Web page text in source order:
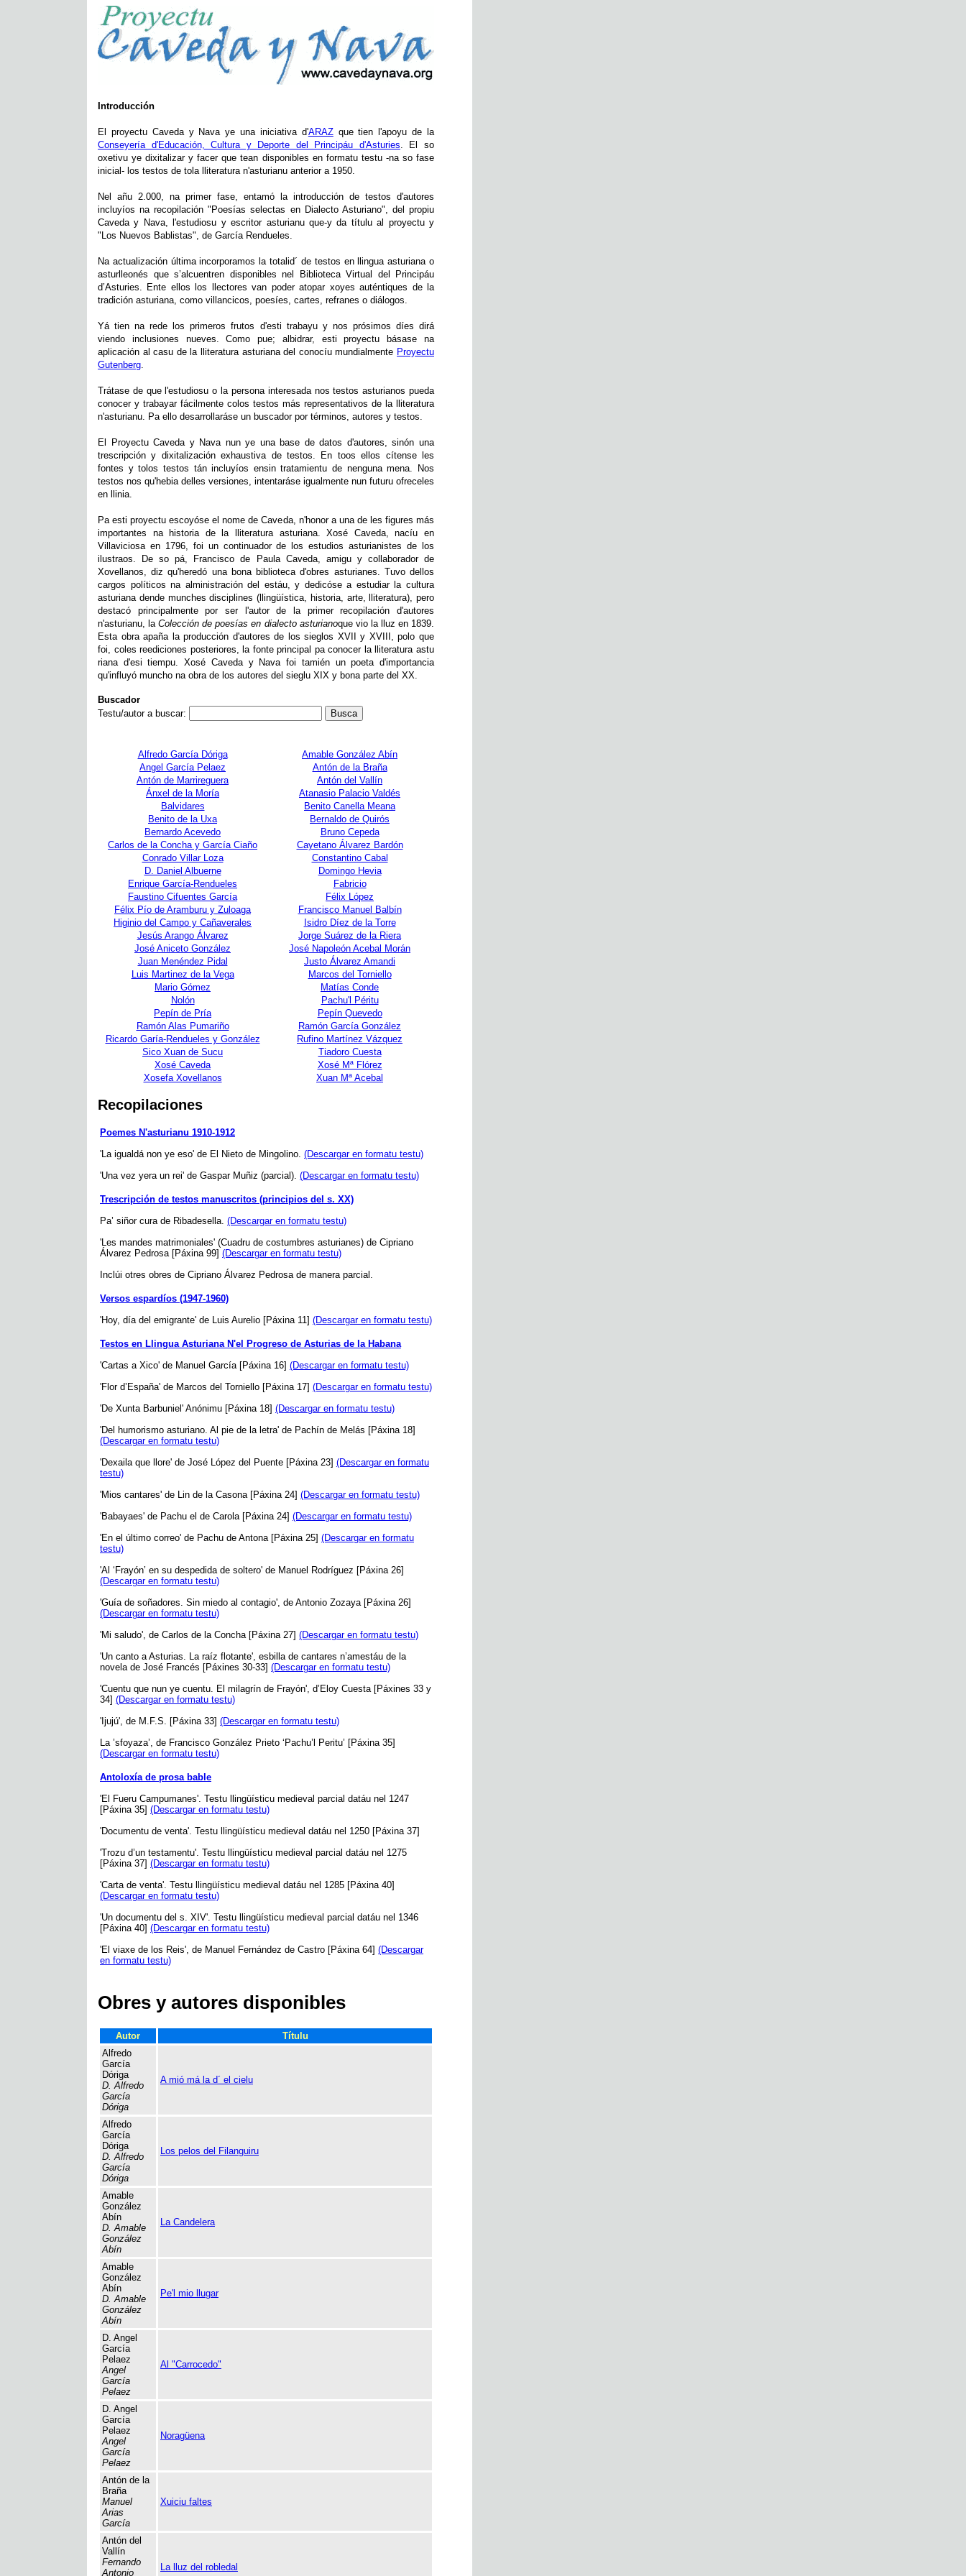
Introducción
El proyectu Caveda y Nava ye una iniciativa d'ARAZque tien l'apoyu de la
Conseyería d'Educación, Cultura y Deporte del Principáu d'Asturies. El so
oxetivu ye dixitalizar y facer que tean disponibles en formatu testu -na so fase
inicial- los testos de tola lliteratura n'asturianu anterior a 1950.
Nel añu 2.000, na primer fase, entamó la introducción de testos d'autores
incluyíos na recopilación "Poesías selectas en Dialecto Asturiano", del propiu
Caveda y Nava, l'estudiosu y escritor asturianu que-y da títulu al proyectu y
"Los Nuevos Bablistas", de García Rendueles.
Na actualización última incorporamos la totalid´ de testos en llingua asturiana o
asturlleonés que s’alcuentren disponibles nel Biblioteca Virtual del Principáu
d’Asturies. Ente ellos los llectores van poder atopar xoyes auténtiques de la
tradición asturiana, como villancicos, poesíes, cartes, refranes o diálogos.
Yá tien na rede los primeros frutos d'esti trabayu y nos prósimos díes dirá
viendo inclusiones nueves. Como pue; albidrar, esti proyectu básase na
aplicación al casu de la lliteratura asturiana del conocíu mundialmente Proyectu
Gutenberg.
Trátase de que l'estudiosu o la persona interesada nos testos asturianos pueda
conocer y trabayar fácilmente colos testos más representativos de la lliteratura
n'asturianu. Pa ello desarrollaráse un buscador por términos, autores y testos.
El Proyectu Caveda y Nava nun ye una base de datos d'autores, sinón una
trescripción y dixitalización exhaustiva de testos. En toos ellos cítense les
fontes y tolos testos tán incluyíos ensin tratamientu de nenguna mena. Nos
testos nos qu'hebia delles versiones, intentaráse igualmente nun futuru ofreceles
en llinia.
Pa esti proyectu escoyóse el nome de Caveda, n'honor a una de les figures más
importantes na historia de la lliteratura asturiana. Xosé Caveda, nacíu en
Villaviciosa en 1796, foi un continuador de los estudios asturianistes de los
ilustraos. De so pá, Francisco de Paula Caveda, amigu y collaborador de
Xovellanos, diz qu'heredó una bona biblioteca d'obres asturianes. Tuvo dellos
cargos políticos na alministración del estáu, y dedicóse a estudiar la cultura
asturiana dende munches disciplines (llingüística, historia, arte, lliteratura), pero
destacó principalmente por ser l'autor de la primer recopilación d'autores
n'asturianu, laColección de poesías en dialecto asturianoque vio la lluz en 1839.
Esta obra apaña la producción d'autores de los sieglos XVII y XVIII, polo que
foi, coles reediciones posteriores, la fonte principal pa conocer la lliteratura astu
riana d'esi tiempu. Xosé Caveda y Nava foi tamién un poeta d'importancia
qu'influyó muncho na obra de los autores del sieglu XIX y bona parte del XX.
Buscador
Testu/autor a buscar:
Alfredo García Dóriga
Amable González Abín
Angel García Pelaez
Antón de la Braña
Antón de Marrireguera
Antón del Vallín
Ánxel de la Moría
Atanasio Palacio Valdés
Balvidares
Benito Canella Meana
Benito de la Uxa
Bernaldo de Quirós
Bernardo Acevedo
Bruno Cepeda
Carlos de la Concha y García Ciaño
Cayetano Álvarez Bardón
Conrado Villar Loza
Constantino Cabal
D. Daniel Albuerne
Domingo Hevia
Enrique García-Rendueles
Fabricio
Faustino Cifuentes García
Félix López
Félix Pío de Aramburu y Zuloaga
Francisco Manuel Balbín
Higinio del Campo y Cañaverales
Isidro Díez de la Torre
Jesús Arango Álvarez
Jorge Suárez de la Riera
José Aniceto González
José Napoleón Acebal Morán
Juan Menéndez Pidal
Justo Álvarez Amandi
Luis Martinez de la Vega
Marcos del Torniello
Mario Gómez
Matías Conde
Nolón
Pachu'l Péritu
Pepín de Pría
Pepín Quevedo
Ramón Alas Pumariño
Ramón García González
Ricardo Garía-Rendueles y González
Rufino Martínez Vázquez
Sico Xuan de Sucu
Tiadoro Cuesta
Xosé Caveda
Xosé Mª Flórez
Xosefa Xovellanos
Xuan Mª Acebal
Recopilaciones
Poemes N'asturianu 1910-1912
'La igualdá non ye eso' de El Nieto de Mingolino. (Descargar en formatu testu)
'Una vez yera un rei' de Gaspar Muñiz (parcial). (Descargar en formatu testu)
Trescripción de testos manuscritos (principios del s. XX)
Pa’ siñor cura de Ribadesella. (Descargar en formatu testu)
'Les mandes matrimoniales' (Cuadru de costumbres asturianes) de Cipriano
Álvarez Pedrosa [Páxina 99] (Descargar en formatu testu)
Inclúi otres obres de Cipriano Álvarez Pedrosa de manera parcial.
Versos espardíos (1947-1960)
'Hoy, día del emigrante' de Luis Aurelio [Páxina 11] (Descargar en formatu testu)
Testos en Llingua Asturiana N'el Progreso de Asturias de la Habana
'Cartas a Xico' de Manuel García [Páxina 16] (Descargar en formatu testu)
'Flor d’España' de Marcos del Torniello [Páxina 17] (Descargar en formatu testu)
'De Xunta Barbuniel' Anónimu [Páxina 18] (Descargar en formatu testu)
'Del humorismo asturiano. Al pie de la letra' de Pachín de Melás [Páxina 18]
(Descargar en formatu testu)
'Dexaila que llore' de José López del Puente [Páxina 23] (Descargar en formatu
testu)
'Mios cantares' de Lin de la Casona [Páxina 24] (Descargar en formatu testu)
'Babayaes' de Pachu el de Carola [Páxina 24] (Descargar en formatu testu)
'En el último correo' de Pachu de Antona [Páxina 25] (Descargar en formatu
testu)
'Al ‘Frayón’ en su despedida de soltero' de Manuel Rodríguez [Páxina 26]
(Descargar en formatu testu)
'Guía de soñadores. Sin miedo al contagio', de Antonio Zozaya [Páxina 26]
(Descargar en formatu testu)
'Mi saludo', de Carlos de la Concha [Páxina 27] (Descargar en formatu testu)
'Un canto a Asturias. La raíz flotante', esbilla de cantares n’amestáu de la
novela de José Francés [Páxines 30-33] (Descargar en formatu testu)
'Cuentu que nun ye cuentu. El milagrín de Frayón', d’Eloy Cuesta [Páxines 33 y
34] (Descargar en formatu testu)
'Ijujú', de M.F.S. [Páxina 33] (Descargar en formatu testu)
La ’sfoyaza’, de Francisco González Prieto ‘Pachu’l Peritu’ [Páxina 35]
(Descargar en formatu testu)
Antoloxía de prosa bable
'El Fueru Campumanes'. Testu llingüísticu medieval parcial datáu nel 1247
[Páxina 35] (Descargar en formatu testu)
'Documentu de venta'. Testu llingüísticu medieval datáu nel 1250 [Páxina 37]
'Trozu d’un testamentu'. Testu llingüísticu medieval parcial datáu nel 1275
[Páxina 37] (Descargar en formatu testu)
'Carta de venta'. Testu llingüísticu medieval datáu nel 1285 [Páxina 40]
(Descargar en formatu testu)
'Un documentu del s. XIV'. Testu llingüísticu medieval parcial datáu nel 1346
[Páxina 40] (Descargar en formatu testu)
'El viaxe de los Reis', de Manuel Fernández de Castro [Páxina 64] (Descargar
en formatu testu)
Obres y autores disponibles
Autor
Títulu
Alfredo
García
Dóriga
D. Alfredo
García
Dóriga
A mió má la d´ el cielu
Alfredo
García
Dóriga
D. Alfredo
García
Dóriga
Los pelos del Filanguiru
Amable
González
Abín
D. Amable
González
Abín
La Candelera
Amable
González
Abín
D. Amable
González
Abín
Pe'l mio llugar
D. Angel
García
Pelaez
Angel
García
Pelaez
Al "Carrocedo"
D. Angel
García
Pelaez
Angel
García
Pelaez
Noragüena
Antón de la
Braña
Manuel
Arias
García
Xuiciu faltes
Antón del
Vallín
Fernando
Antonio
La lluz del robledal